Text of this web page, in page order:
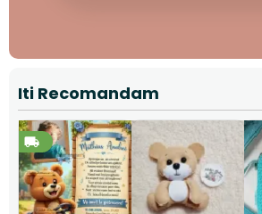
Iti Recomandam